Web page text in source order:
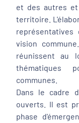
et des autres et
territoire.
représentatives
vision
réunissent au
thématiques
communes.
Dans le cadre
ouverts. Il est
phase